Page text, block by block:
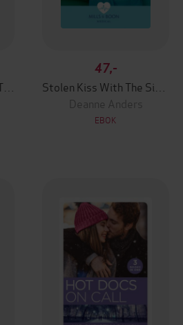
47,-
Deanne Anders
EBOK